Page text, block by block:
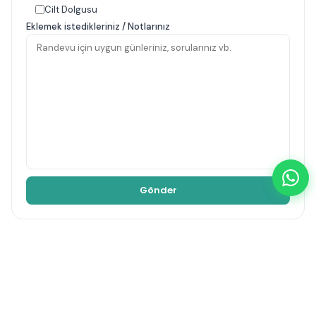
Cilt Dolgusu
Eklemek istedikleriniz / Notlarınız